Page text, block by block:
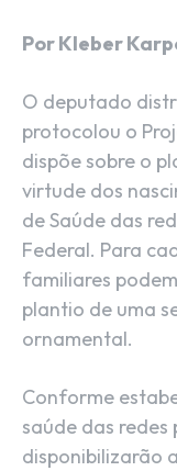
Por Kleber
O deputado
protocolou o
dispõe sobre o
virtude dos
de Saúde das
Federal. Para
familiares
plantio de uma
ornamental.
Conforme
saúde das redes
disponibilizarão